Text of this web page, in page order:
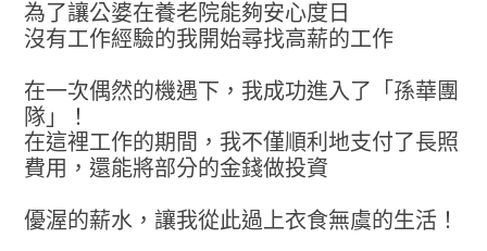
為了讓公婆在養老院能夠安心度日
沒有工作經驗的我開始尋找高薪的工作
在一次偶然的機遇下，我成功進入了「孫華團
隊」！
在這裡工作的期間，我不僅順利地支付了長照
費用，還能將部分的金錢做投資
優渥的薪水，讓我從此過上衣食無虞的生活！